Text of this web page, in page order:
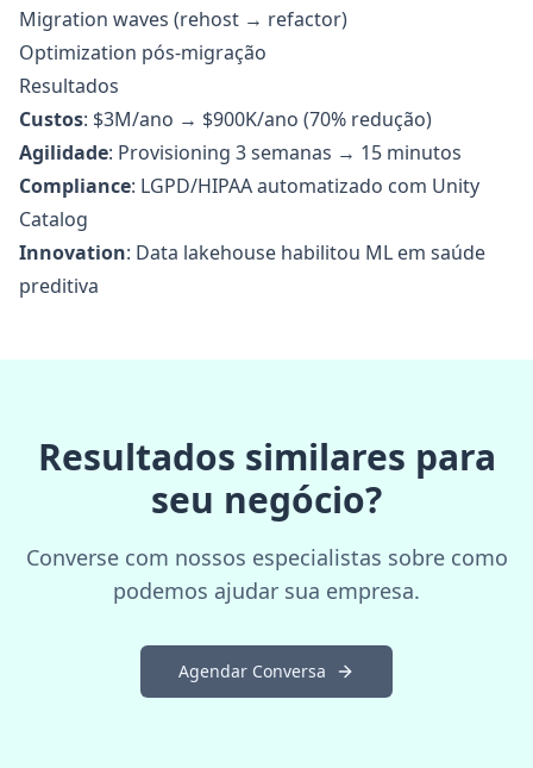
Migration waves (rehost → refactor)
Optimization pós-migração
Resultados
Custos: $3M/ano → $900K/ano (70% redução)
Agilidade: Provisioning 3 semanas → 15 minutos
Compliance: LGPD/HIPAA automatizado com Unity
Catalog
Innovation: Data lakehouse habilitou ML em saúde
preditiva
Resultados similares para
seu negócio?
Converse com nossos especialistas sobre como
podemos ajudar sua empresa.
Agendar Conversa